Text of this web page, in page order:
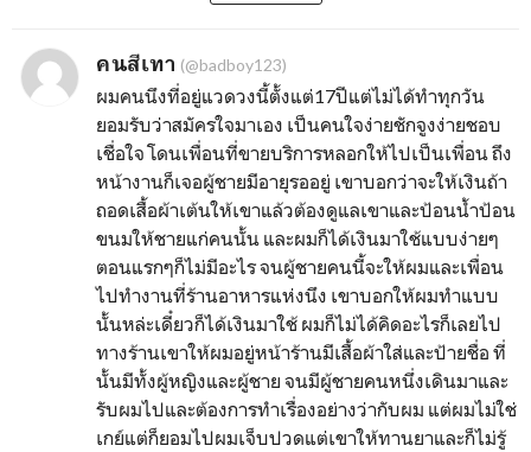
คนสีเทา (@badboy123)
ผมคนนึงที่อยู่แวดวงนี้ตั้งแต่17ปีแต่ไม่ได้ทำทุกวัน
ยอมรับว่าสมัครใจมาเอง เป็นคนใจง่ายชักจูงง่ายชอบ
เชื่อใจ โดนเพื่อนที่ขายบริการหลอกให้ไปเป็นเพื่อน ถึง
หน้างานก็เจอผู้ชายมีอายุรออยู่ เขาบอกว่าจะให้เงินถ้า
ถอดเสื้อผ้าเต้นให้เขาแล้วต้องดูแลเขาและป้อนน้ำป้อน
ขนมให้ชายแก่คนนั้น และผมก็ได้เงินมาใช้แบบง่ายๆ
ตอนแรกๆก็ไม่มีอะไร จนผู้ชายคนนี้จะให้ผมและเพื่อน
ไปทำงานที่ร้านอาหารแห่งนึง เขาบอกให้ผมทำแบบ
นั้นหล่ะเดี๋ยวก็ได้เงินมาใช้ ผมก็ไม่ได้คิดอะไรก็เลยไป
ทางร้านเขาให้ผมอยู่หน้าร้านมีเสื้อผ้าใส่และป้ายชื่อ ที่
นั้นมีทั้งผู้หญิงและผู้ชาย จนมีผู้ชายคนหนึ่งเดินมาและ
รับผมไปและต้องการทำเรื่องอย่างว่ากับผม แต่ผมไม่ใช่
เกย์แต่ก็ยอมไปผมเจ็บปวดแต่เขาให้ทานยาและก็ไม่รู้